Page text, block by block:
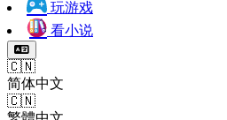
玩游戏
看小说
🇨🇳
简体中文
🇨🇳